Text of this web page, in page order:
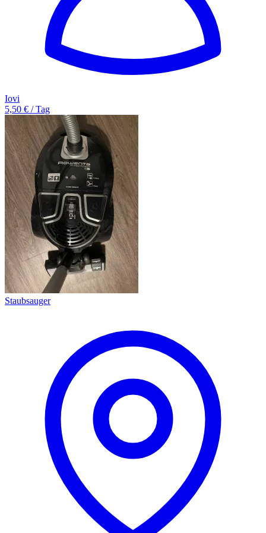
Iovi
5,50 € / Tag
Staubsauger